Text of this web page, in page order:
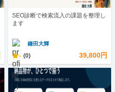
SEO診断で検索流入の課題を整理し
ます
鎌田大輝
- (0) 39,800円